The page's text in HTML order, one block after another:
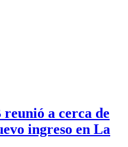
a cerca de
ingreso en La